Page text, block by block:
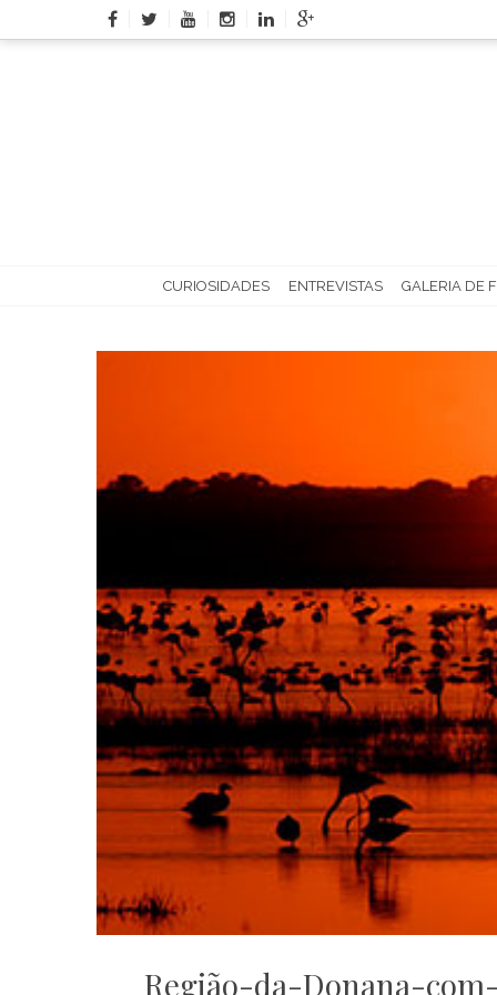
to
CURIOSIDADES ENTREVISTAS GALERIA DE
Região-da-Donana-